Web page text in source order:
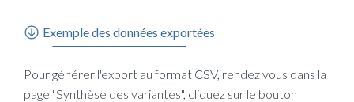
Exemple des données exportées
Pour générer l'export au format CSV, rendez vous dans la
page "Synthèse des variantes", cliquez sur le bouton